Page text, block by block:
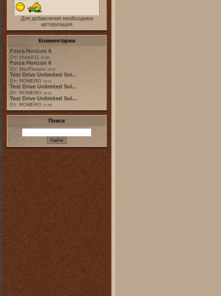
Для добавления необходима
авторизация
Комментарии
Forza Horizon 6
От: chep811 19:48
Forza Horizon 6
От: MaxFiorano 23:47
Test Drive Unlimited Sol...
От: ROMERO 18:31
Test Drive Unlimited Sol...
От: ROMERO 19:31
Test Drive Unlimited Sol...
От: ROMERO 11:49
Поиск